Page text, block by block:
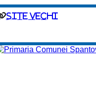
site vechi